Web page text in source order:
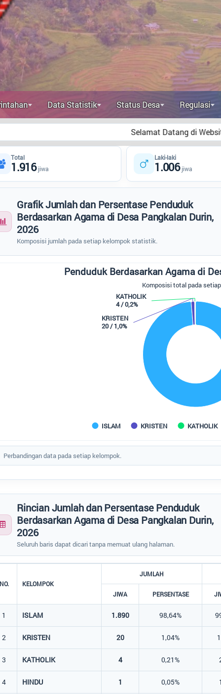
Data Statistik Status Desa Regulasi
Selamat Datang di Website
Total
1.916 jiwa
Laki-laki
1.006 jiwa
Grafik Jumlah dan Persentase Penduduk
Berdasarkan Agama di Desa Pangkalan Durin,
2026
Komposisi jumlah pada setiap kelompok statistik.
Berdasarkan Agama di Desa Pangkalan Durin, 2026
total pada setiap kelompok
Penduduk Berdasarkan Agama di
Komposisi total pada
KRISTEN
20 / 1,0%
KATHOLIK
4 / 0,2%
ISLAM KRISTEN KATHOLIK
of interactive chart.
Perbandingan data pada setiap kelompok.
Rincian Jumlah dan Persentase Penduduk
Berdasarkan Agama di Desa Pangkalan Durin,
2026
Seluruh baris dapat dicari tanpa memuat ulang halaman.
KELOMPOK
JUMLAH
JIWA PERSENTASE
1 ISLAM 1.890 98,64%
2 KRISTEN 20 1,04%
3 KATHOLIK 4 0,21%
4 HINDU 1 0,05% 1